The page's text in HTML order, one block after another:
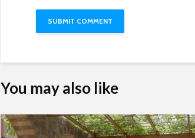
You may also like